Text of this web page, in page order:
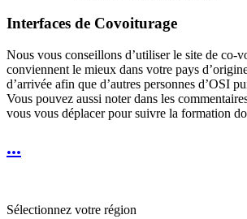
Interfaces de Covoiturage
Nous vous conseillons d’utiliser le site de co-
conviennent le mieux dans votre pays
d’arrivée afin que d’autres personnes d’OSI
Vous pouvez aussi noter dans les
vous vous déplacer pour suivre la formation
...
Sélectionnez votre région